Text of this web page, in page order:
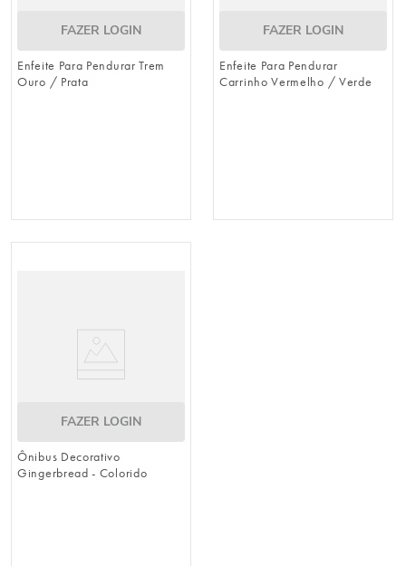
FAZER LOGIN
Enfeite Para Pendurar Trem
Ouro / Prata
FAZER LOGIN
Enfeite Para Pendurar
Carrinho Vermelho / Verde
FAZER LOGIN
Ônibus Decorativo
Gingerbread - Colorido